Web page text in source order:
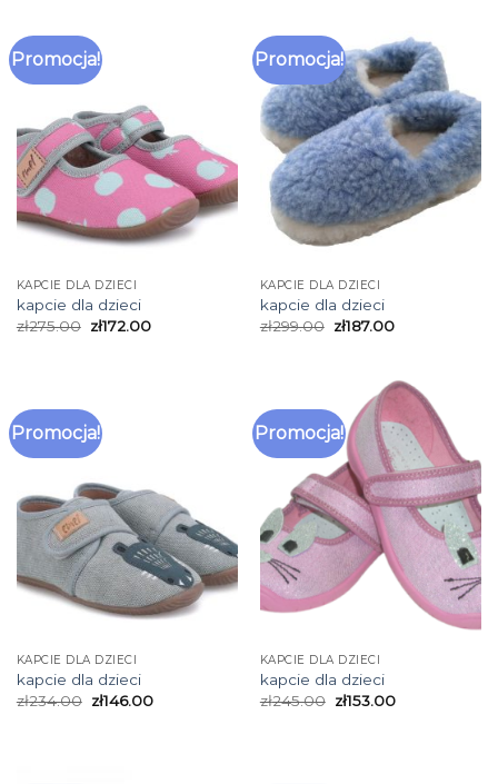
Promocja!
KAPCIE DLA DZIECI
kapcie dla dzieci
zł275.00 zł172.00
Promocja!
KAPCIE DLA DZIECI
kapcie dla dzieci
zł299.00 zł187.00
Promocja!
KAPCIE DLA DZIECI
kapcie dla dzieci
zł234.00 zł146.00
Promocja!
KAPCIE DLA DZIECI
kapcie dla dzieci
zł245.00 zł153.00